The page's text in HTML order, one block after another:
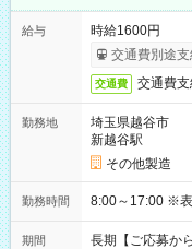
給与
時給1600円
交通費別途支
交通費 交通費支
勤務地
埼玉県越谷市
新越谷駅
その他製造
勤務時間 8:00
期間
長期【ご応募か